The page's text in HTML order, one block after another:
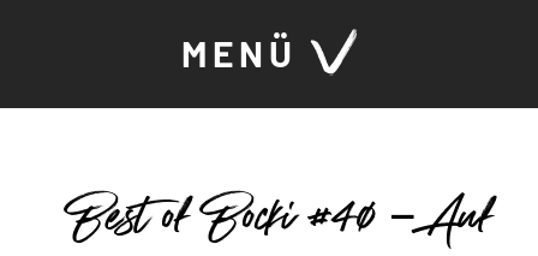
MENÜ
Best of Bocki #40 – Auf